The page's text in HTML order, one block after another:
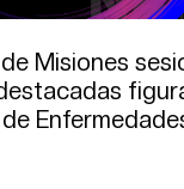
Misiones